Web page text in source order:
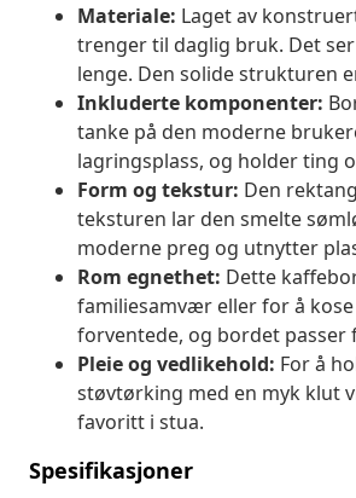
Materiale: Laget av
trenger til daglig bruk. Det
lenge. Den solide strukturen
Inkluderte komponenter:
tanke på den moderne
lagringsplass, og holder ting
Form og tekstur: Den
teksturen lar den smelte
moderne preg og utnytter
Rom egnethet: Dette
familiesamvær eller for å
forventede, og bordet
Pleie og vedlikehold: For å
støvtørking med en myk klut
favoritt i stua.
Spesifikasjoner